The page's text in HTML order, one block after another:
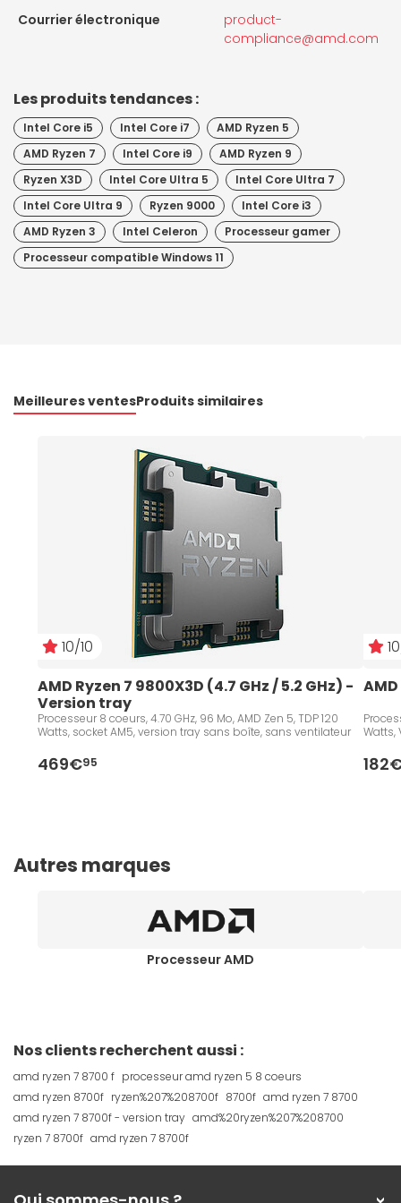
Courrier électronique
product-
compliance@amd.com
Les produits tendances :
Intel Core i5 Intel Core i7
AMD Ryzen 5
AMD Ryzen 7
Intel Core i9
AMD Ryzen 9
Ryzen X3D
Intel Core Ultra 5
Intel Core Ultra 7
Intel Core Ultra 9
Ryzen 9000
Intel Core i3
AMD Ryzen 3
Intel Celeron
Processeur gamer
Processeur compatible Windows 11
Meilleures ventesProduits similaires
10/10
AMD Ryzen 7 9800X3D (4.7 GHz / 5.2 GHz) -
Version tray
Processeur 8 coeurs, 4.70 GHz, 96 Mo, AMD Zen 5, TDP 120
Watts, socket AM5, version tray sans boîte, sans ventilateur
469€95
Watts,
Autres marques
Processeur AMD
Nos clients recherchent aussi :
amd ryzen 7 8700 f processeur amd ryzen 5 8 coeurs
amd ryzen 8700f ryzen%207%208700f 8700f amd ryzen 7 8700
amd ryzen 7 8700f - version tray amd%20ryzen%207%208700
ryzen 7 8700f amd ryzen 7 8700f